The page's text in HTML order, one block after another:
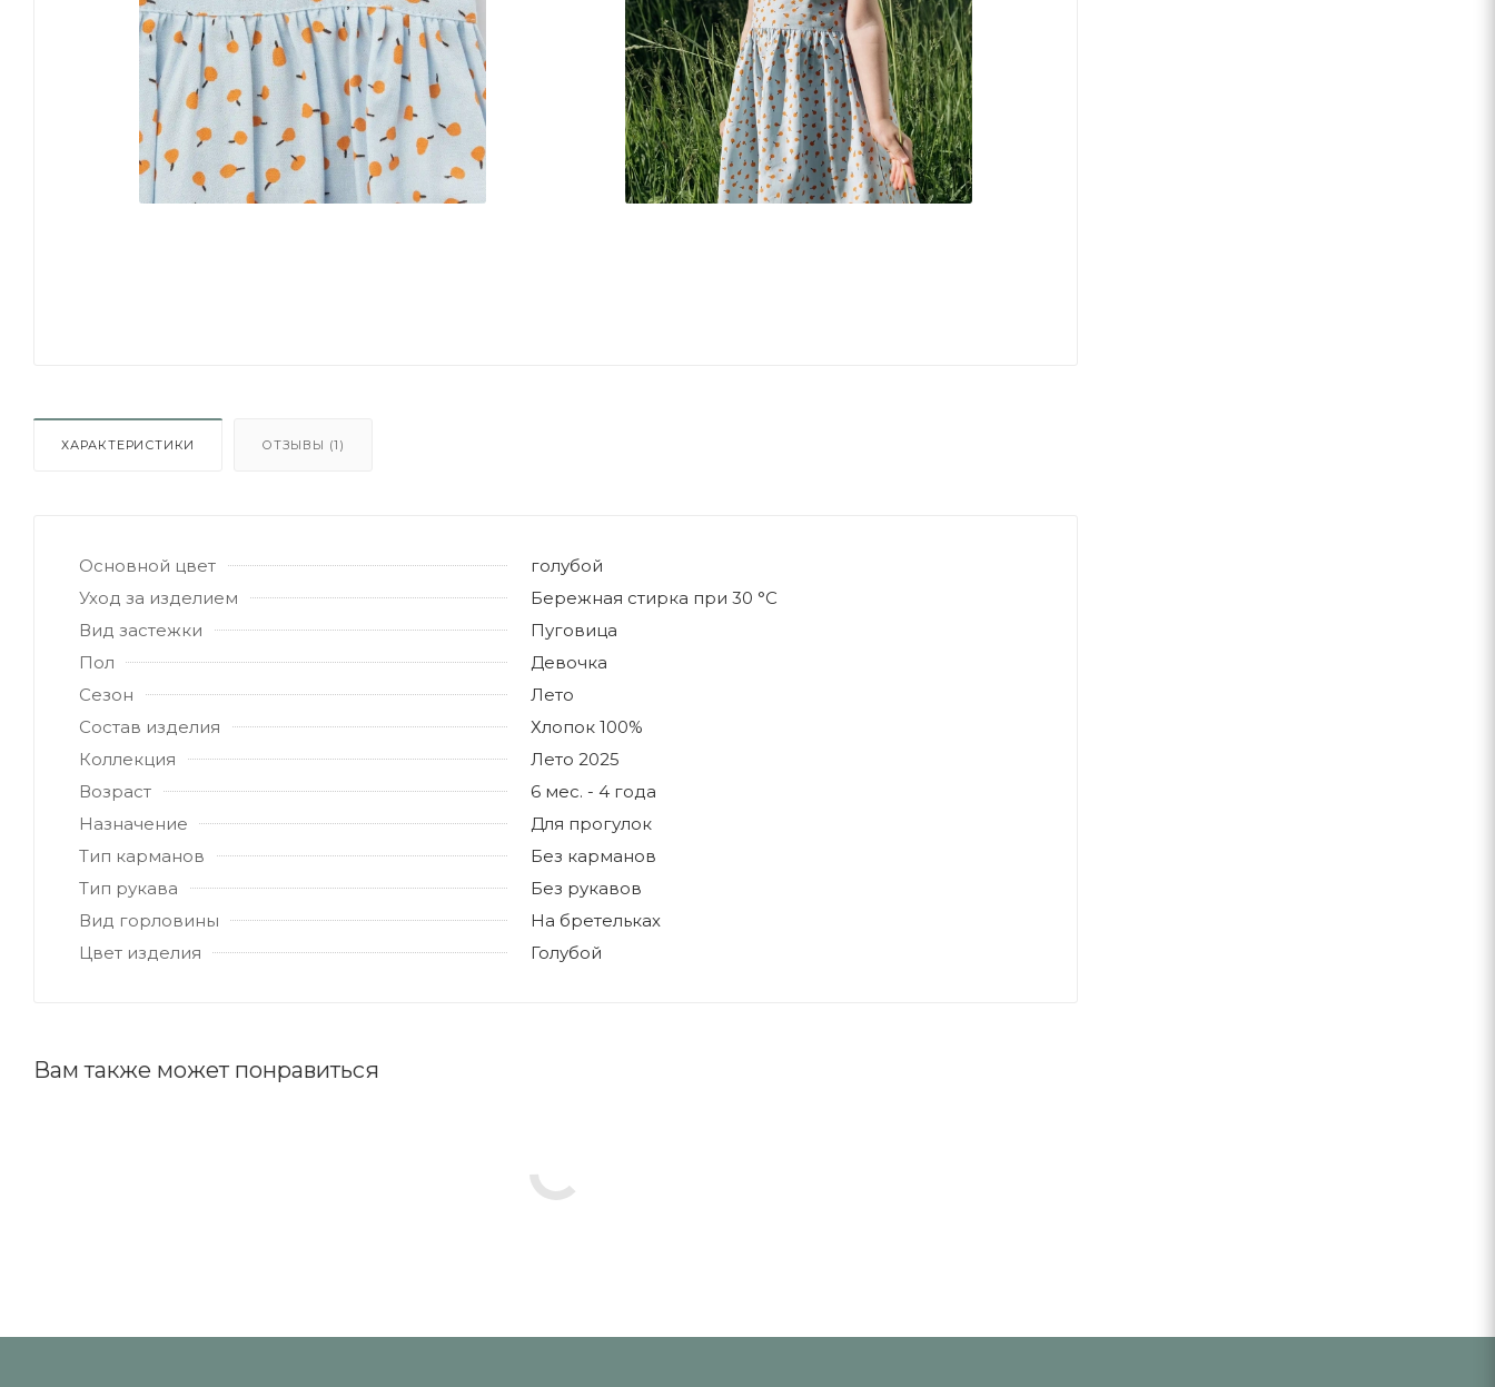
ХАРАКТЕРИСТИКИ ОТЗЫВЫ (1)
Основной цвет
голубой
Уход за изделием
Бережная стирка при 30 °C
Вид застежки
Пуговица
Пол
Девочка
Сезон
Лето
Состав изделия
Хлопок 100%
Коллекция
Лето 2025
Возраст
6 мес. - 4 года
Назначение
Для прогулок
Тип карманов
Без карманов
Тип рукава
Без рукавов
Вид горловины
На бретельках
Цвет изделия
Голубой
Вам также может понравиться